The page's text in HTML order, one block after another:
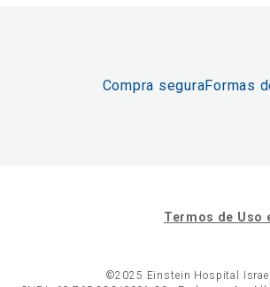
Compra seguraFormas
Termos de Uso
©2025 Einstein Hospital